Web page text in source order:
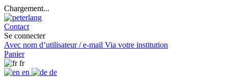
Chargement...
Contact
Se connecter
Avec nom d’utilisateur / e-mail Via votre institution
Panier
fr
en
de